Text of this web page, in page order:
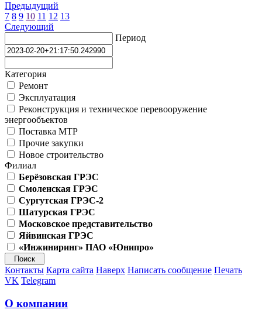
Предыдущий
7 8 9 10 11 12 13
Следующий
Период
Категория
Ремонт
Эксплуатация
Реконструкция и техническое перевооружение
энергообъектов
Поставка МТР
Прочие закупки
Новое строительство
Филиал
Берёзовская ГРЭС
Смоленская ГРЭС
Сургутская ГРЭС-2
Шатурская ГРЭС
Московское представительство
Яйвинская ГРЭС
«Инжиниринг» ПАО «Юнипро»
Контакты Карта сайта Наверх Написать сообщение Печать
VK Telegram
О компании